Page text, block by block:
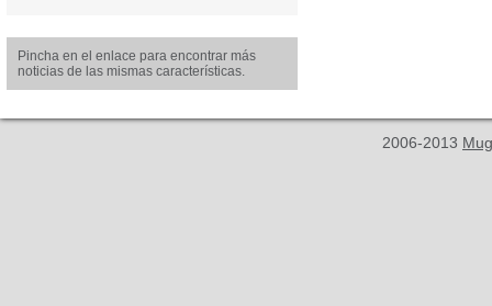
Pincha en el enlace para encontrar más
noticias de las mismas características.
2006-2013